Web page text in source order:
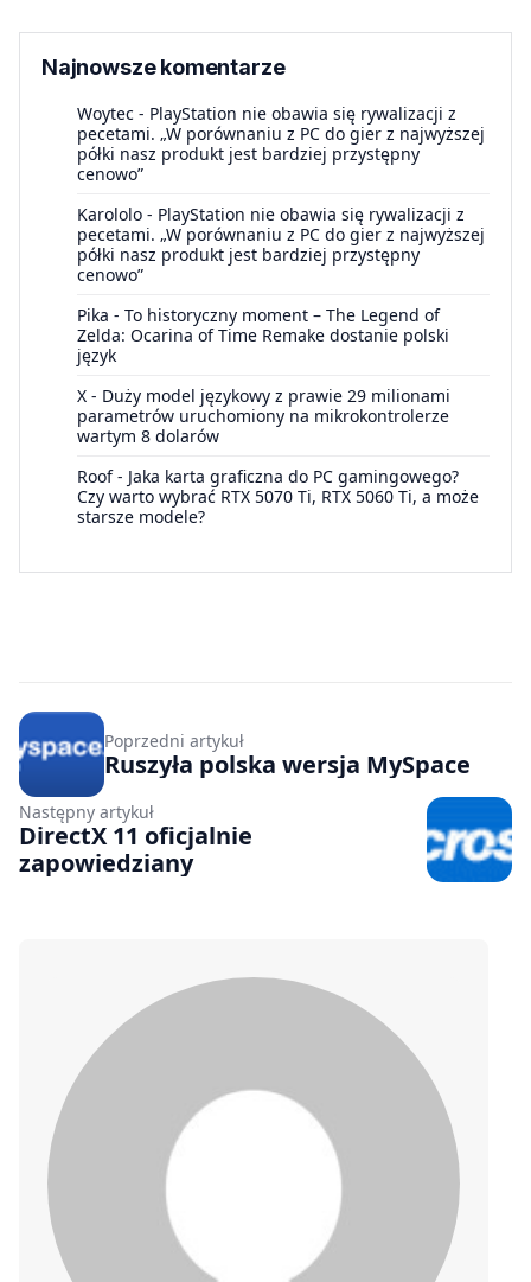
Najnowsze komentarze
Woytec - PlayStation nie obawia się rywalizacji z
pecetami. „W porównaniu z PC do gier z najwyższej
półki nasz produkt jest bardziej przystępny
cenowo”
Karololo - PlayStation nie obawia się rywalizacji z
pecetami. „W porównaniu z PC do gier z najwyższej
półki nasz produkt jest bardziej przystępny
cenowo”
Pika - To historyczny moment – The Legend of
Zelda: Ocarina of Time Remake dostanie polski
język
X - Duży model językowy z prawie 29 milionami
parametrów uruchomiony na mikrokontrolerze
wartym 8 dolarów
Roof- Jaka karta graficzna do PC gamingowego?
Czy warto wybrać RTX 5070 Ti, RTX 5060 Ti, a może
starsze modele?
Poprzedni artykuł
Ruszyła polska wersja MySpace
Następny artykuł
DirectX 11 oficjalnie
zapowiedziany